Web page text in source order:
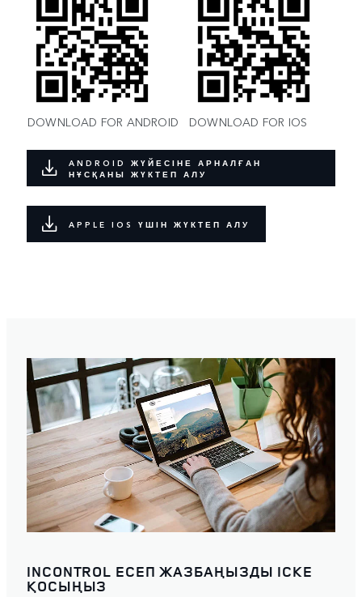
DOWNLOAD FOR ANDROID DOWNLOAD FOR IOS
ANDROID ЖҮЙЕСІНЕ АРНАЛҒАН
НҰСҚАНЫ ЖҮКТЕП АЛУ
APPLE IOS ҮШІН ЖҮКТЕП АЛУ
INCONTROL ЕСЕП ЖАЗБАҢЫЗДЫ ІСКЕ
ҚОСЫҢЫЗ